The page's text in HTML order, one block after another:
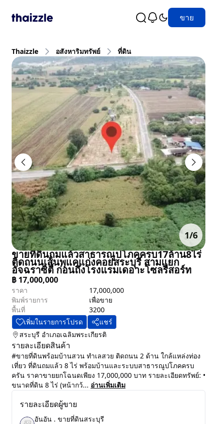
ขาย
Thaizzle อสังหาริมทรัพย์ ที่ดิน
1/6
ขายที่ดินถมแล้วสาธารณูปโภคครบ17ล้าน8ไร่
ติดถนนเส้นพุแคแก่งคอยสระบุรี สามแยก
อัจฉราซิตี้ ก่อนถึงโรงแรมเดอาะโซลรีสอร์ท
฿ 17,000,000
ราคา
17,000,000
พิมพ์รายการ
เพื่อขาย
พื้นที่
3200
เพิ่มในรายการโปรด
แชร์
สระบุรี อำเภอเฉลิมพระเกียรติ
รายละเอียดสินค้า
#ขายที่ดินพร้อมบ้านสวน ทำเลสวย ติดถนน 2 ด้าน ใกล้แหล่งท่อง
เที่ยว ที่ดินถมแล้ว 8 ไร่ พร้อมบ้านและระบบสาธารณูปโภคครบ
ครัน ราคาขายยกโฉนดเพียง 17,000,000 บาท รายละเอียดทรัพย์: •
ขนาดที่ดิน 8 ไร่ (หน้ากว้... อ่านเพิ่มเติม
รายละเอียดผู้ขาย
อันอัน . ขายที่ดินสระบุรี